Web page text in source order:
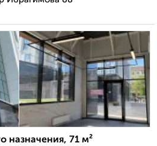
назначения, 71 м²